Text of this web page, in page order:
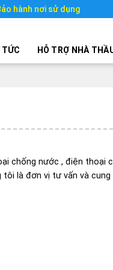
hành nơi sử dụng
HỖ TRỢ NHÀ
chống nước , điện thoại
tôi là đơn vị tư vấn và